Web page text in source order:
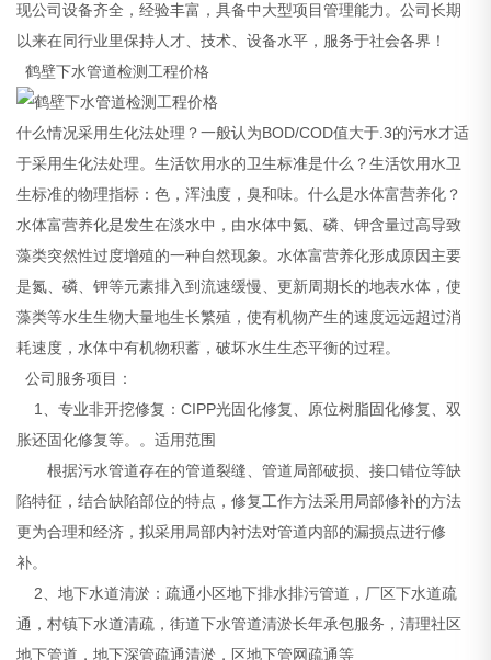
现公司设备齐全，经验丰富，具备中大型项目管理能力。公司长期
以来在同行业里保持人才、技术、设备水平，服务于社会各界！
鹤壁下水管道检测工程价格
什么情况采用生化法处理？一般认为BOD/COD值大于.3的污水才适
于采用生化法处理。生活饮用水的卫生标准是什么？生活饮用水卫
生标准的物理指标：色，浑浊度，臭和味。什么是水体富营养化？
水体富营养化是发生在淡水中，由水体中氮、磷、钾含量过高导致
藻类突然性过度增殖的一种自然现象。水体富营养化形成原因主要
是氮、磷、钾等元素排入到流速缓慢、更新周期长的地表水体，使
藻类等水生生物大量地生长繁殖，使有机物产生的速度远远超过消
耗速度，水体中有机物积蓄，破坏水生生态平衡的过程。
公司服务项目：
1、专业非开挖修复：CIPP光固化修复、原位树脂固化修复、双
胀还固化修复等。。适用范围
根据污水管道存在的管道裂缝、管道局部破损、接口错位等缺
陷特征，结合缺陷部位的特点，修复工作方法采用局部修补的方法
更为合理和经济，拟采用局部内衬法对管道内部的漏损点进行修
补。
2、地下水道清淤：疏通小区地下排水排污管道，厂区下水道疏
通，村镇下水道清疏，街道下水管道清淤长年承包服务，清理社区
地下管道，地下深管疏通清淤，区地下管网疏通等